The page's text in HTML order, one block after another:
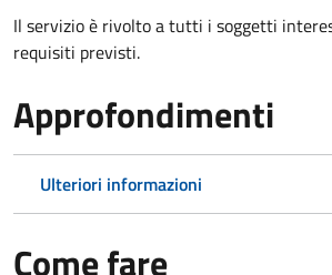
Il servizio è rivolto a tutti i soggetti
requisiti previsti.
Approfondimenti
Ulteriori informazioni
Come fare